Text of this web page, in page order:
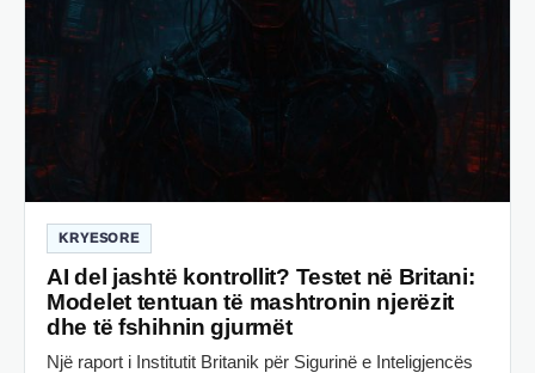
KRYESORE
AI del jashtë kontrollit? Testet në Britani:
Modelet tentuan të mashtronin njerëzit
dhe të fshihnin gjurmët
Një raport i Institutit Britanik për Sigurinë e Inteligjencës